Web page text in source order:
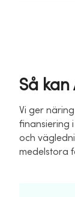
Så
Vi ger
finansiering
och
medelstora